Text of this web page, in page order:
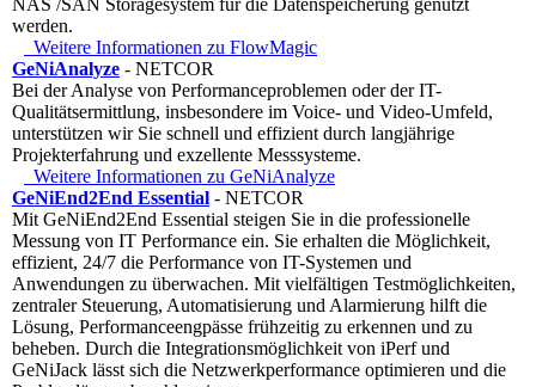
NAS /SAN Storagesystem für die Datenspeicherung genutzt
werden.
Weitere Informationen zu FlowMagic
GeNiAnalyze - NETCOR
Bei der Analyse von Performanceproblemen oder der IT-
Qualitätsermittlung, insbesondere im Voice- und Video-Umfeld,
unterstützen wir Sie schnell und effizient durch langjährige
Projekterfahrung und exzellente Messsysteme.
Weitere Informationen zu GeNiAnalyze
GeNiEnd2End Essential - NETCOR
Mit GeNiEnd2End Essential steigen Sie in die professionelle
Messung von IT Performance ein. Sie erhalten die Möglichkeit,
effizient, 24/7 die Performance von IT-Systemen und
Anwendungen zu überwachen. Mit vielfältigen Testmöglichkeiten,
zentraler Steuerung, Automatisierung und Alarmierung hilft die
Lösung, Performanceengpässe frühzeitig zu erkennen und zu
beheben. Durch die Integrationsmöglichkeit von iPerf und
GeNiJack lässt sich die Netzwerkperformance optimieren und die